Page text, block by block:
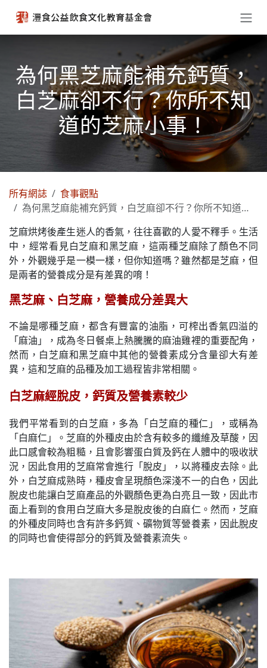
為何黑芝麻能補充鈣質，
白芝麻卻不行？你所不知
道的芝麻小事！
所有網誌
食事觀點
為何黑芝麻能補充鈣質，白芝麻卻不行？你所不知道的芝麻小事！
芝麻烘烤後產生迷人的香氣，往往喜歡的人愛不釋手。生活
中，經常看見白芝麻和黑芝麻，這兩種芝麻除了顏色不同
外，外觀幾乎是一模一樣，但你知道嗎？雖然都是芝麻，但
是兩者的營養成分是有差異的唷！
黑芝麻、白芝麻，營養成分差異大
不論是哪種芝麻，都含有豐富的油脂，可榨出香氣四溢的
「麻油」，成為冬日餐桌上熱騰騰的麻油雞裡的重要配角，
然而，白芝麻和黑芝麻中其他的營養素成分含量卻大有差
異，這和芝麻的品種及加工過程皆非常相關。
白芝麻經脫皮，鈣質及營養素較少
我們平常看到的白芝麻，多為「白芝麻的種仁」，或稱為
「白麻仁」。芝麻的外種皮由於含有較多的纖維及草酸，因
此口感會較為粗糙，且會影響蛋白質及鈣在人體中的吸收狀
況，因此食用的芝麻常會進行「脫皮」，以將種皮去除。此
外，白芝麻成熟時，種皮會呈現顏色深淺不一的白色，因此
脫皮也能讓白芝麻產品的外觀顏色更為白亮且一致，因此市
面上看到的食用白芝麻大多是脫皮後的白麻仁。然而，芝麻
的外種皮同時也含有許多鈣質、礦物質等營養素，因此脫皮
的同時也會使得部分的鈣質及營養素流失。